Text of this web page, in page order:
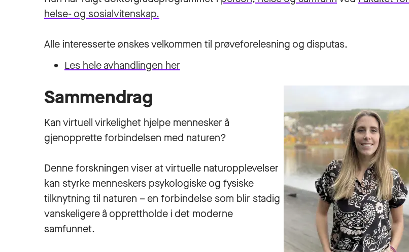
helse- og sosialvitenskap.
Alle interesserte ønskes velkommen til prøveforelesning og disputas.
Les hele avhandlingen her
Sammendrag
Kan virtuell virkelighet hjelpe mennesker å
gjenopprette forbindelsen med naturen?
Denne forskningen viser at virtuelle naturopplevelser
kan styrke menneskers psykologiske og fysiske
tilknytning til naturen – en forbindelse som blir stadig
vanskeligere å opprettholde i det moderne
samfunnet.